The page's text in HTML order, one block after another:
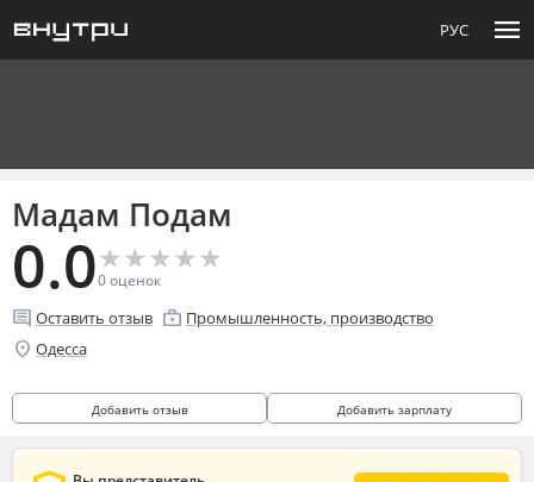
РУС menu
Мадам Подам
0.0★
★★
★★
★★
★★
★
0оценок
comment Оставить отзыв enterprise Промышленность, производство
location_on Одесса
Добавить отзыв Добавить зарплату